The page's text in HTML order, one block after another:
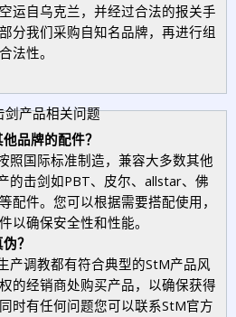
运自乌克兰，并经过合法的报关手
分我们采购自知名品牌，再进行组
法性。
剑产品相关问题
品牌的配件？
照国际标准制造，兼容大多数其他
的击剑如PBT、皮尔、allstar、佛
配件。您可以根据需要搭配使用，
以确保安全性和性能。
？
产调教都有符合典型的StM产品风
的经销商处购买产品，以确保获得
时有任何问题您可以联系StM官方